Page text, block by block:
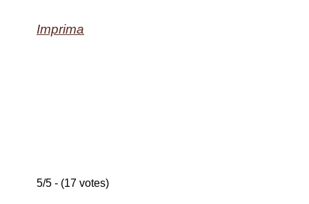
Imprima
5/5 - (17 votes)